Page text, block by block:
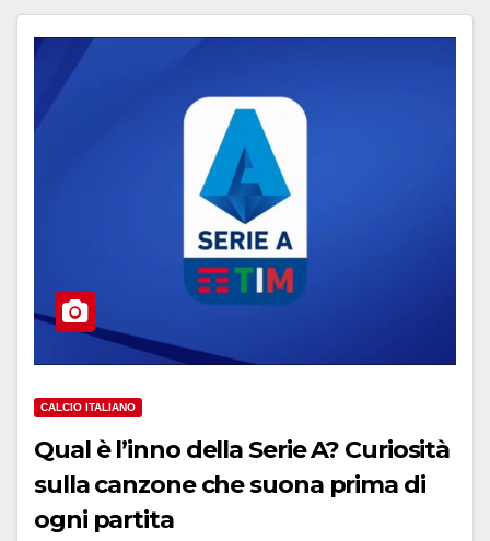
CALCIO ITALIANO
Qual è l’inno della Serie A? Curiosità
sulla canzone che suona prima di
ogni partita